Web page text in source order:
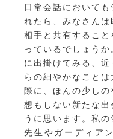
日常会話において
れたら、みなさんは
相手と共有するこ
っているでしょう
に出掛けてみる、
らの細やかなこと
際に、ほんの少し
想もしない新たな
うに思います。私
先生やガーディア